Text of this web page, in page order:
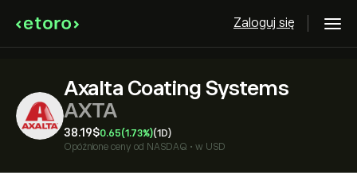
Zaloguj się
Axalta Coating Systems
AXTA
38.19‎$‎0.65(1.73%)(1D)
Opóźnione ceny od NASDAQ • w USD